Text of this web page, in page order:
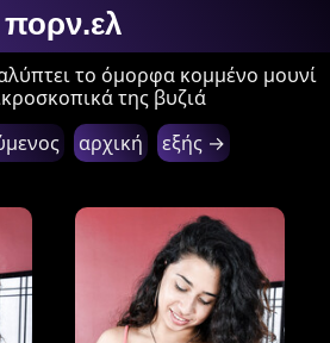
πορν.ελ
το όμορφα κομμένο μουνί
της βυζιά
αρχική εξής →